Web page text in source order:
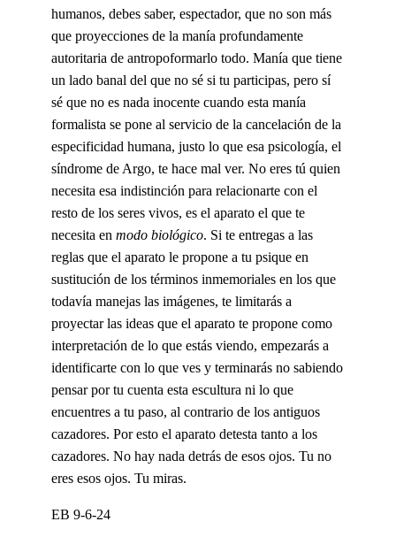
humanos, debes saber, espectador, que no son más
que proyecciones de la manía profundamente
autoritaria de antropoformarlo todo. Manía que tiene
un lado banal del que no sé si tu participas, pero sí
sé que no es nada inocente cuando esta manía
formalista se pone al servicio de la cancelación de la
especificidad humana, justo lo que esa psicología, el
síndrome de Argo, te hace mal ver. No eres tú quien
necesita esa indistinción para relacionarte con el
resto de los seres vivos, es el aparato el que te
necesita en modo biológico. Si te entregas a las
reglas que el aparato le propone a tu psique en
sustitución de los términos inmemoriales en los que
todavía manejas las imágenes, te limitarás a
proyectar las ideas que el aparato te propone como
interpretación de lo que estás viendo, empezarás a
identificarte con lo que ves y terminarás no sabiendo
pensar por tu cuenta esta escultura ni lo que
encuentres a tu paso, al contrario de los antiguos
cazadores. Por esto el aparato detesta tanto a los
cazadores. No hay nada detrás de esos ojos. Tu no
eres esos ojos. Tu miras.
EB 9-6-24